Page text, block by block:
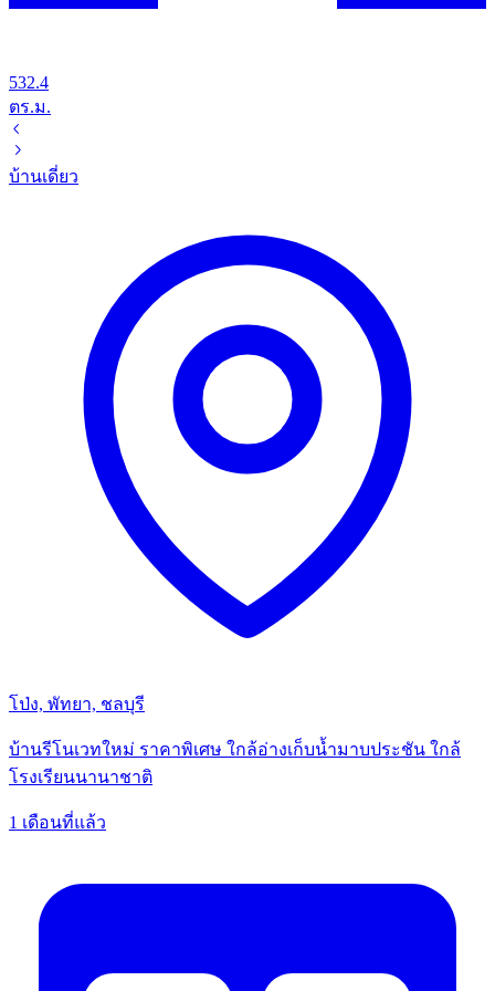
532.4
ตร.ม.
บ้านเดี่ยว
โป่ง, พัทยา, ชลบุรี
บ้านรีโนเวทใหม่ ราคาพิเศษ ใกล้อ่างเก็บน้ำมาบประชัน ใกล้
โรงเรียนนานาชาติ
1 เดือนที่แล้ว